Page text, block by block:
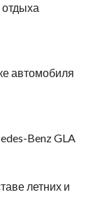
автомобиля
Benz GLA
летних и